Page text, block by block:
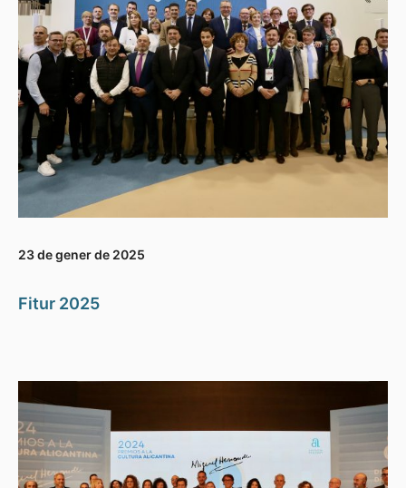
23 de gener de 2025
Fitur 2025